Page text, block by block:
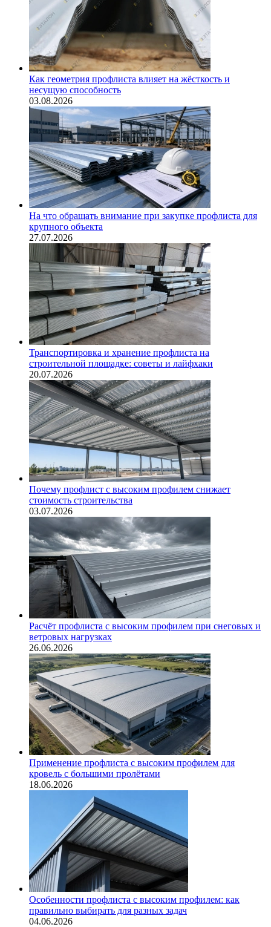
Как геометрия профлиста влияет на жёсткость и
несущую способность
03.08.2026
На что обращать внимание при закупке профлиста для
крупного объекта
27.07.2026
Транспортировка и хранение профлиста на
строительной площадке: советы и лайфхаки
20.07.2026
Почему профлист с высоким профилем снижает
стоимость строительства
03.07.2026
Расчёт профлиста с высоким профилем при снеговых и
ветровых нагрузках
26.06.2026
Применение профлиста с высоким профилем для
кровель с большими пролётами
18.06.2026
Особенности профлиста с высоким профилем: как
правильно выбирать для разных задач
04.06.2026